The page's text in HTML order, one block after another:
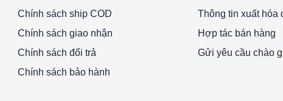
Chính sách ship COD
Chính sách giao nhận
Chính sách đổi trả
Chính sách bảo hành
Thông tin xuất hóa
Hợp tác bán hàng
Gửi yêu cầu chào